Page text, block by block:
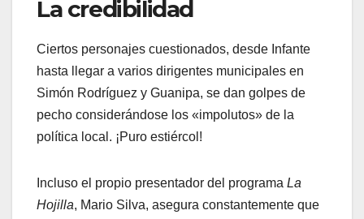
​La credibilidad
​Ciertos personajes cuestionados, desde Infante
hasta llegar a varios dirigentes municipales en
Simón Rodríguez y Guanipa, se dan golpes de
pecho considerándose los «impolutos» de la
política local. ¡Puro estiércol!
​Incluso el propio presentador del programa La
Hojilla, Mario Silva, asegura constantemente que